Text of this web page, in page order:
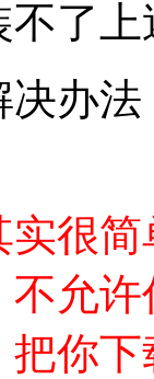
不了
办
很
允
你